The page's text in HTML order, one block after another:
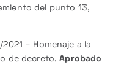
del punto 13,
– Homenaje a la
de decreto.Aprobado